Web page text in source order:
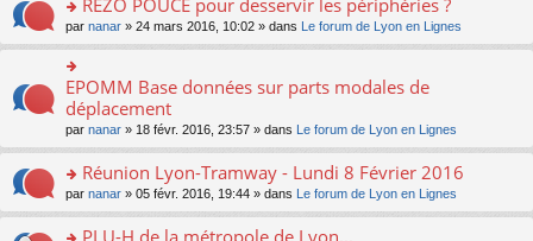
e
nt
u
s
c
nt
lu
le
pl
u
s
ré
e
e
n
o
n
lu
le
pl
u
s
ré
e
a
e
n
o
n
pl
u
s
ré
le
m
e
s
s
a
g
e
n
o
lu
le
o
n
s
ult
er
le
m
e
s
a
REZO POUCE pour desservir les périphéries ?
par nanar » 24 mars 2016, 10:02 » dans Le forum de Lyon en Lignes
o
n
ult
er
le
m
e
EPOMM Base données sur parts modales de
déplacement
par nanar » 18 févr. 2016, 23:57 » dans Le forum de Lyon en Lignes
o
n
Réunion Lyon-Tramway - Lundi 8 Février 2016
par nanar » 05 févr. 2016, 19:44 » dans Le forum de Lyon en Lignes